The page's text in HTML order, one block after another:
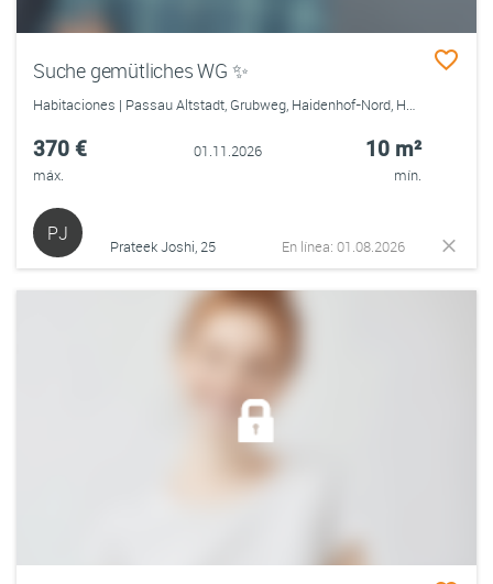
Suche gemütliches WG ✨
Habitaciones | Passau Altstadt, Grubweg, Haidenhof-Nord, Haidenhof-Süd, Innstadt
370 €
máx.
01.11.2026 10 m²
mín.
PJ
Prateek Joshi, 25 En línea: 01.08.2026